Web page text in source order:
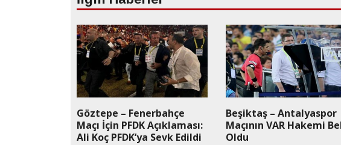
Göztepe – Fenerbahçe
Maçı İçin PFDK Açıklaması:
Ali Koç PFDK’ya Sevk Edildi
Beşiktaş – Antalyaspor
Maçının VAR Hakemi
Oldu